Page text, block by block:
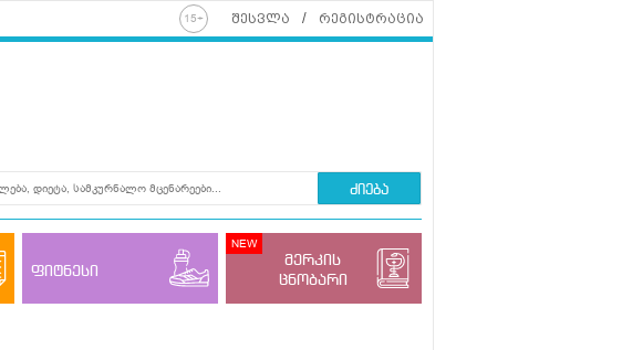
შესვლა რეგისტრაცია
ძიება
ფიტნესი
მერკის
ცნობარი